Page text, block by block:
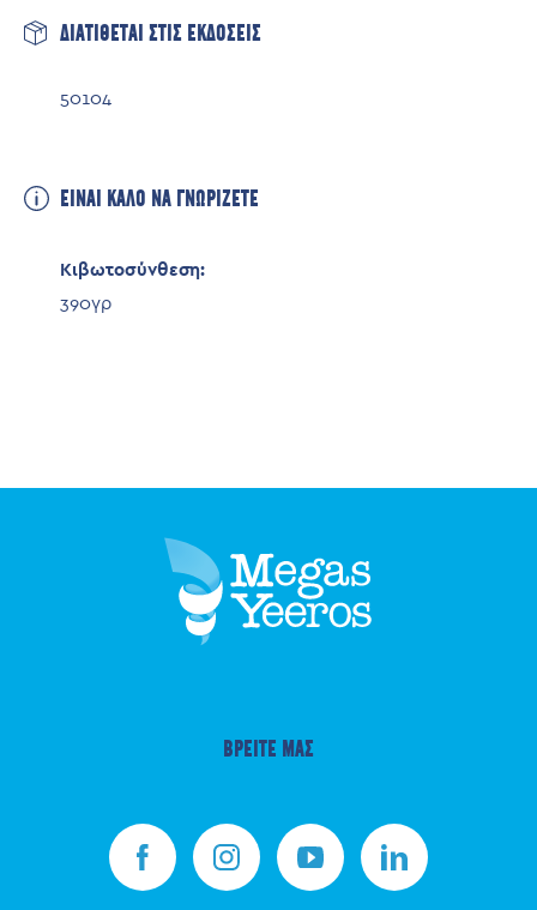
εκ των οποίων Σάκχαρα
ΔΙΑΤΙΘΕΤΑΙ ΣΤΙΣ ΕΚΔΟΣΕΙΣ
50104
ΕΙΝΑΙ ΚΑΛΟ ΝΑ ΓΝΩΡΙΖΕΤΕ
Κιβωτοσύνθεση:
390γρ
ΒΡΕΙΤΕ ΜΑΣ